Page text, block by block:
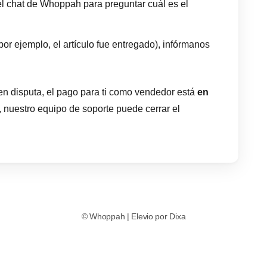
chat de Whoppah para preguntar cuál es el
ejemplo, el artículo fue entregado), infórmanos
disputa, el pago para ti como vendedor está en
equipo de soporte puede cerrar el
©Whoppah | Elevio por Dixa